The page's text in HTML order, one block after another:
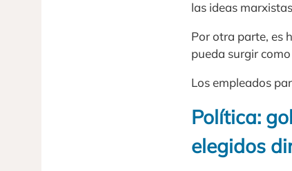
las ideas
Por otra parte, es
pueda surgir
Los empleados
Política:
elegidos